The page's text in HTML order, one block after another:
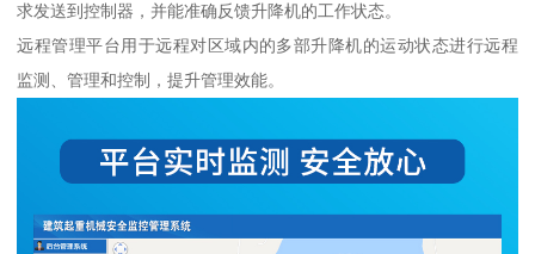
求发送到控制器，并能准确反馈升降机的工作状态。
远程管理平台用于远程对区域内的多部升降机的运动状态进行远程
监测、管理和控制，提升管理效能。